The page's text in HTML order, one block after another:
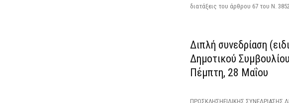
διατάξεις του άρθρου 67 του Ν.
Διπλή συνεδρίαση
Δημοτικού
Πέμπτη, 28 Μαΐου
ΠΡΟΣΚΛΗΣΗΕΙΔΙΚΗΣ ΣΥΝΕΔΡΙΑΣΗΣ